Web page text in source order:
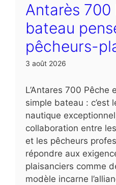
Antarès 700
bateau
pêcheurs-
3 août 2026
L’Antares 700 Pêche
simple bateau : c’est
nautique
collaboration entre
et les pêcheurs
répondre aux
plaisanciers comme
modèle incarne